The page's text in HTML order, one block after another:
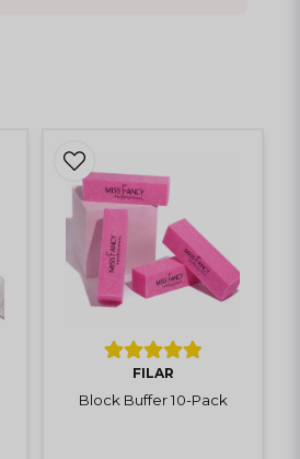
FILAR
Block Buffer 10-Pack